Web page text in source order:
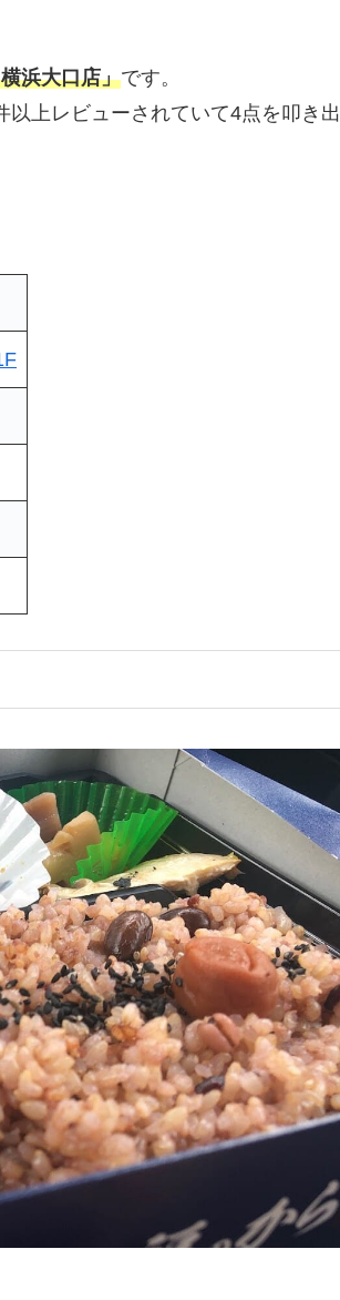
浜大口店」です。
上レビューされていて4点を叩き出